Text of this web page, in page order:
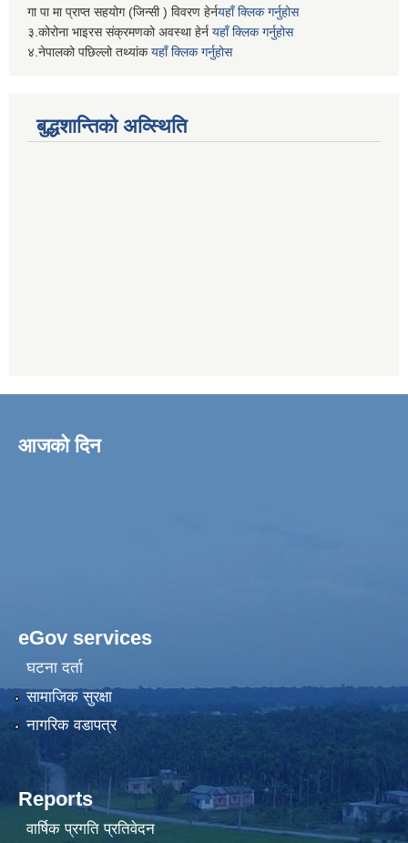
गा पा मा प्राप्त सहयोग (जिन्सी ) विवरण हेर्नयहाँ क्लिक गर्नुहोस
३.कोरोना भाइरस संक्रमणको अवस्था हेर्न यहाँ क्लिक गर्नुहोस
४.नेपालको पछिल्लो तथ्यांकयहाँ क्लिक गर्नुहोस
बुद्धशान्तिको अव्स्थिति
आजको दिन
eGov services
घटना दर्ता
सामाजिक सुरक्षा
नागरिक वडापत्र
Reports
वार्षिक प्रगति प्रतिवेदन